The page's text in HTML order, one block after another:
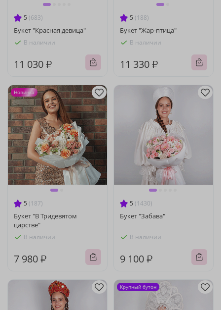
5 (683)
Букет "Красная девица"
В наличии
11 030 ₽
5 (188)
Букет "Жар-птица"
В наличии
11 330 ₽
5 (187)
Букет "В Тридевятом
царстве"
В наличии
7 980 ₽
Новинка
5 (1430)
Букет "Забава"
В наличии
9 100 ₽
Крупный бутон